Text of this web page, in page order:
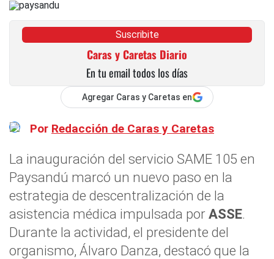
Suscribite
Caras y Caretas Diario
En tu email todos los días
Agregar Caras y Caretas en
Por Redacción de Caras y Caretas
La inauguración del servicio SAME 105 en
Paysandú marcó un nuevo paso en la
estrategia de descentralización de la
asistencia médica impulsada porASSE.
Durante la actividad, el presidente del
organismo, Álvaro Danza, destacó que la